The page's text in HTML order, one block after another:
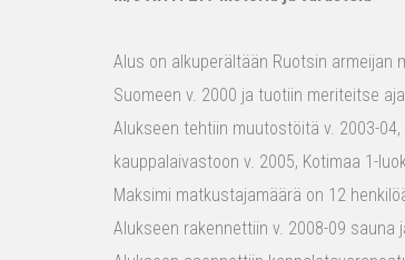
Alus on alkuperältään Ruotsin armeijan
Suomeen v. 2000 ja tuotiin meriteitse
Alukseen tehtiin muutostöitä v. 2003-
kauppalaivastoon v. 2005, Kotimaa 1-
Maksimi matkustajamäärä on 12
Alukseen rakennettiin v. 2008-09